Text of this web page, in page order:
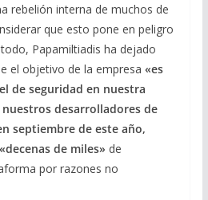
rebelión interna de muchos de
que esto pone en peligro
Papamiltiadis ha dejado
el objetivo de la empresa «es
de seguridad en nuestra
desarrolladores de
septiembre de este año,
de miles» de
por razones no